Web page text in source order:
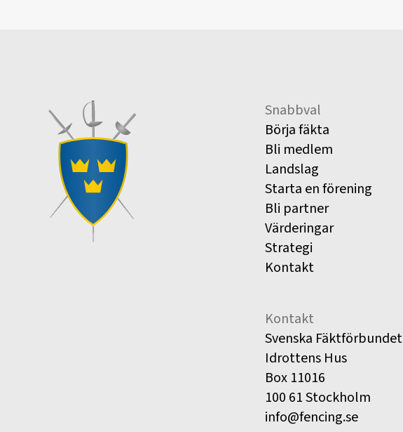
Snabbval
Börja fäkta
Bli medlem
Landslag
Starta en förening
Bli partner
Värderingar
Strategi
Kontakt
Kontakt
Svenska Fäktförbundet
Idrottens Hus
Box 11016
100 61 Stockholm
info@fencing.se